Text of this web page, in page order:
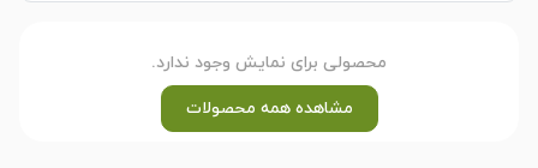
محصولی برای نمایش وجود ندارد.
مشاهده همه محصولات